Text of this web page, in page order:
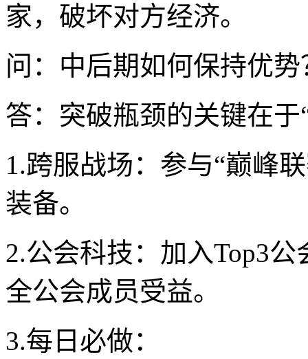
家，破坏对方经济。
问：中后期如何保持优势
答：突破瓶颈的关键在于
1.跨服战场：参与“巅峰
装备。
2.公会科技：加入Top3
全公会成员受益。
3.每日必做：